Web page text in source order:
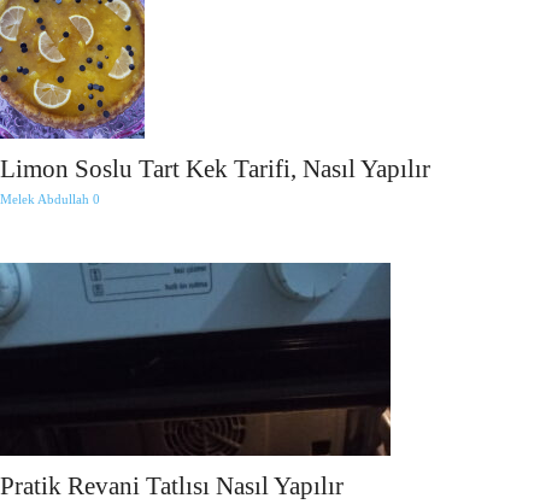
Limon Soslu Tart Kek Tarifi, Nasıl Yapılır
Melek Abdullah 0
Pratik Revani Tatlısı Nasıl Yapılır